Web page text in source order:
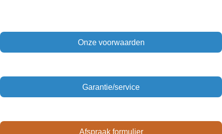
Onze voorwaarden
Garantie/service
Afspraak formulier